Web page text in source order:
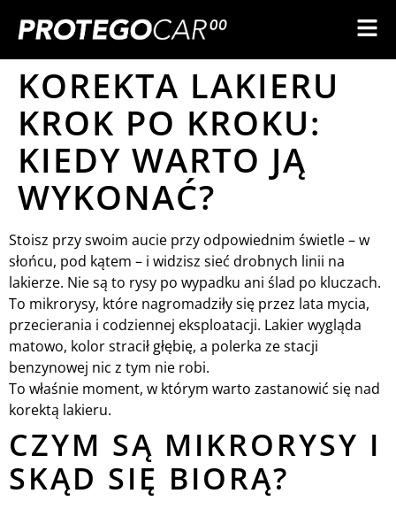
KOREKTA LAKIERU
KROK PO KROKU:
KIEDY WARTO JĄ
WYKONAĆ?
Stoisz przy swoim aucie przy odpowiednim świetle – w
słońcu, pod kątem – i widzisz sieć drobnych linii na
lakierze. Nie są to rysy po wypadku ani ślad po kluczach.
To mikrorysy, które nagromadziły się przez lata mycia,
przecierania i codziennej eksploatacji. Lakier wygląda
matowo, kolor stracił głębię, a polerka ze stacji
benzynowej nic z tym nie robi.
To właśnie moment, w którym warto zastanowić się nad
korektą lakieru.
CZYM SĄ MIKRORYSY I
SKĄD SIĘ BIORĄ?